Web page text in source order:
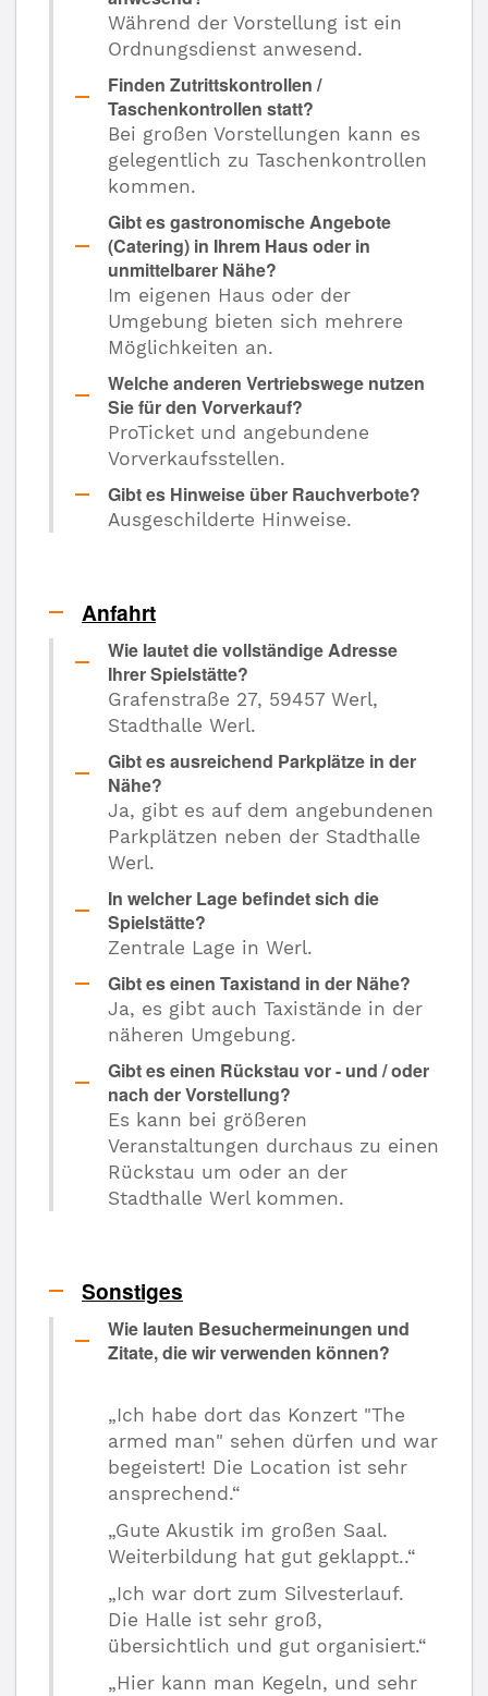
Während der Vorstellung ist ein
Ordnungsdienst anwesend.
Finden Zutrittskontrollen /
Taschenkontrollen statt?
Bei großen Vorstellungen kann es
gelegentlich zu Taschenkontrollen
kommen.
Gibt es gastronomische Angebote
(Catering) in Ihrem Haus oder in
unmittelbarer Nähe?
Im eigenen Haus oder der
Umgebung bieten sich mehrere
Möglichkeiten an.
Welche anderen Vertriebswege nutzen
Sie für den Vorverkauf?
ProTicket und angebundene
Vorverkaufsstellen.
Gibt es Hinweise über Rauchverbote?
Ausgeschilderte Hinweise.
Anfahrt
Wie lautet die vollständige Adresse
Ihrer Spielstätte?
Grafenstraße 27, 59457 Werl,
Stadthalle Werl.
Gibt es ausreichend Parkplätze in der
Nähe?
Ja, gibt es auf dem angebundenen
Parkplätzen neben der Stadthalle
Werl.
In welcher Lage befindet sich die
Spielstätte?
Zentrale Lage in Werl.
Gibt es einen Taxistand in der Nähe?
Ja, es gibt auch Taxistände in der
näheren Umgebung.
Gibt es einen Rückstau vor - und / oder
nach der Vorstellung?
Es kann bei größeren
Veranstaltungen durchaus zu einen
Rückstau um oder an der
Stadthalle Werl kommen.
Sonstiges
Wie lauten Besuchermeinungen und
Zitate, die wir verwenden können?
„Ich habe dort das Konzert "The
armed man" sehen dürfen und war
begeistert! Die Location ist sehr
ansprechend.“
„Gute Akustik im großen Saal.
Weiterbildung hat gut geklappt..“
„Ich war dort zum Silvesterlauf.
Die Halle ist sehr groß,
übersichtlich und gut organisiert.“
„Hier kann man Kegeln, und sehr